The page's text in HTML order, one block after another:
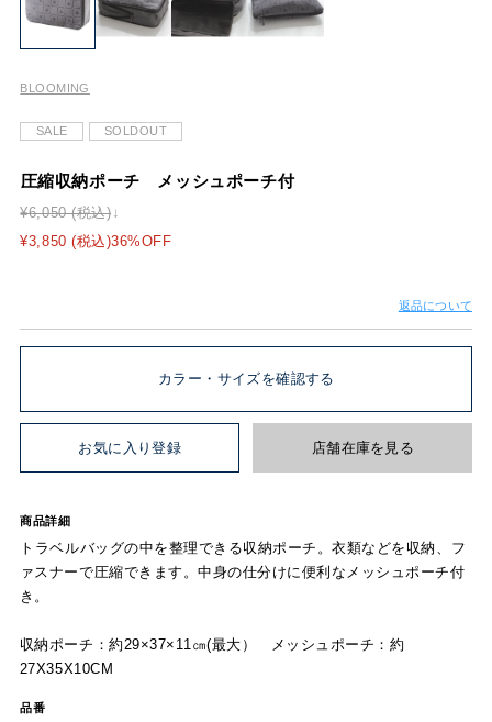
BLOOMING
SALE SOLDOUT
圧縮収納ポーチ メッシュポーチ付
¥6,050 (税込)
¥3,850 (税込)36%OFF
返品について
カラー・サイズを確認する
お気に入り登録 店舗在庫を見る
商品詳細
トラベルバッグの中を整理できる収納ポーチ。衣類などを収納、フ
ァスナーで圧縮できます。中身の仕分けに便利なメッシュポーチ付
き。
収納ポーチ：約29×37×11㎝(最大） メッシュポーチ：約
27X35X10CM
品番